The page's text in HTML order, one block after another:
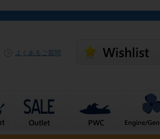
よくあるご質問